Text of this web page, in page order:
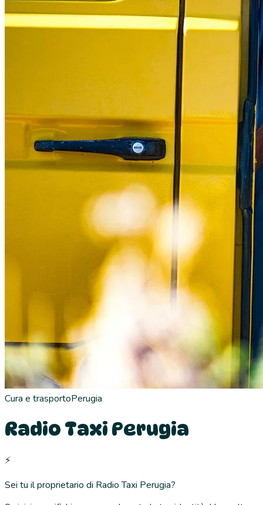
Cura e trasportoPerugia
Radio Taxi Perugia
⚡
Sei tu il proprietario di Radio Taxi Perugia?